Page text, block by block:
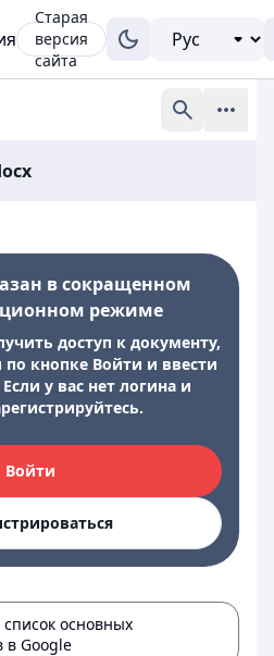
Старая
версия
сайта
в сокращенном
режиме
доступ к документу,
кнопке Войти и ввести
у вас нет логина и
Войти
основных
в Google